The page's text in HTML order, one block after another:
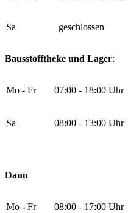
Sa geschlossen
Bausstofftheke und Lager:
Mo - Fr 07:00 - 18:00 Uhr
Sa 08:00 - 13:00 Uhr
Daun
Mo - Fr 08:00 - 17:00 Uhr